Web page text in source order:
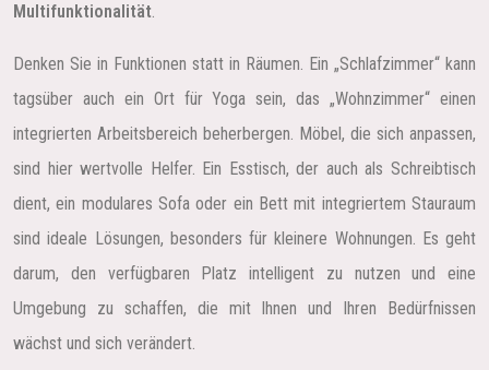
Multifunktionalität.
Denken Sie in Funktionen statt in Räumen. Ein „Schlafzimmer“ kann
tagsüber auch ein Ort für Yoga sein, das „Wohnzimmer“ einen
integrierten Arbeitsbereich beherbergen. Möbel, die sich anpassen,
sind hier wertvolle Helfer. Ein Esstisch, der auch als Schreibtisch
dient, ein modulares Sofa oder ein Bett mit integriertem Stauraum
sind ideale Lösungen, besonders für kleinere Wohnungen. Es geht
darum, den verfügbaren Platz intelligent zu nutzen und eine
Umgebung zu schaffen, die mit Ihnen und Ihren Bedürfnissen
wächst und sich verändert.